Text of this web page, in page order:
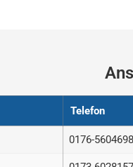
Telefon
0176-